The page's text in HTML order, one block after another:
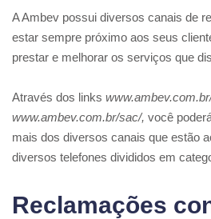
A Ambev possui diversos canais de
estar sempre próximo aos seus
prestar e melhorar os serviços que
Através dos links
www.ambev.com.br/sac/, você
mais dos diversos canais que estão
diversos telefones divididos em
Reclamações